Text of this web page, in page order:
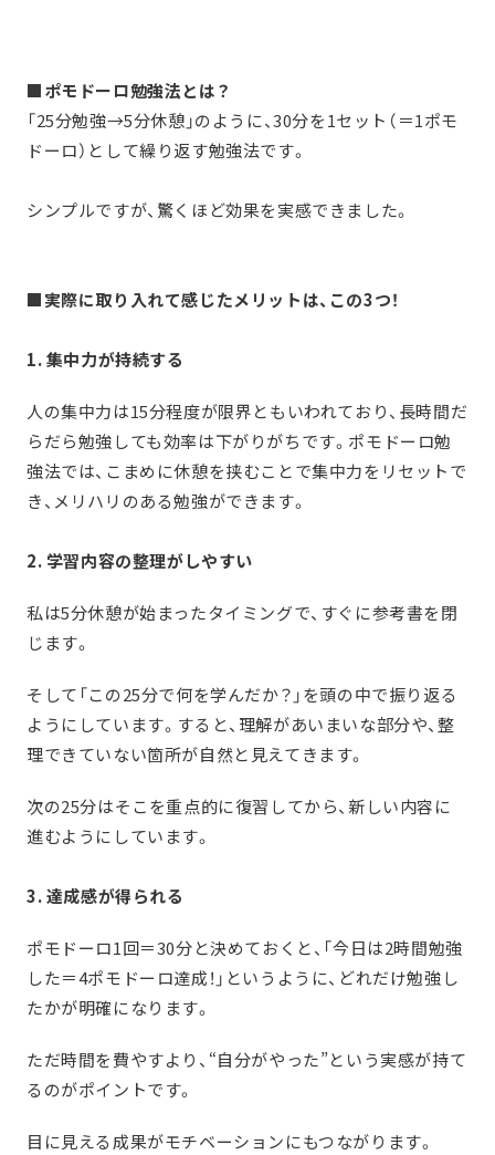
■ポモドーロ勉強法とは？
「25分勉強→5分休憩」のように、30分を1セット（＝1ポモ
ドーロ）として繰り返す勉強法です。
シンプルですが、驚くほど効果を実感できました。
■実際に取り入れて感じたメリットは、この3つ！
1. 集中力が持続する
人の集中力は15分程度が限界ともいわれており、長時間だ
らだら勉強しても効率は下がりがちです。ポモドーロ勉
強法では、こまめに休憩を挟むことで集中力をリセットで
き、メリハリのある勉強ができます。
2. 学習内容の整理がしやすい
私は5分休憩が始まったタイミングで、すぐに参考書を閉
じます。
そして「この25分で何を学んだか？」を頭の中で振り返る
ようにしています。すると、理解があいまいな部分や、整
理できていない箇所が自然と見えてきます。
次の25分はそこを重点的に復習してから、新しい内容に
進むようにしています。
3. 達成感が得られる
ポモドーロ1回＝30分と決めておくと、「今日は2時間勉強
した＝4ポモドーロ達成！」というように、どれだけ勉強し
たかが明確になります。
ただ時間を費やすより、“自分がやった”という実感が持て
るのがポイントです。
目に見える成果がモチベーションにもつながります。